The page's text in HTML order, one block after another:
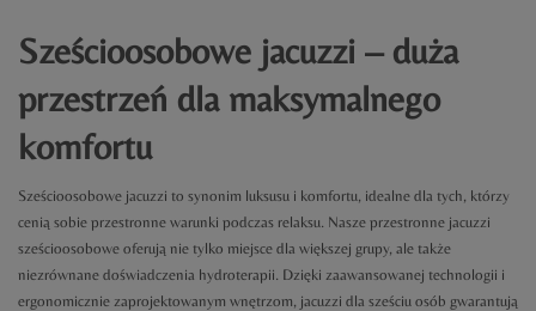
Sześcioosobowe jacuzzi – duża
przestrzeń dla maksymalnego
komfortu
Sześcioosobowe jacuzzi to synonim luksusu i komfortu, idealne dla tych, którzy
cenią sobie przestronne warunki podczas relaksu. Nasze przestronne jacuzzi
sześcioosobowe oferują nie tylko miejsce dla większej grupy, ale także
niezrównane doświadczenia hydroterapii. Dzięki zaawansowanej technologii i
ergonomicznie zaprojektowanym wnętrzom, jacuzzi dla sześciu osób gwarantują